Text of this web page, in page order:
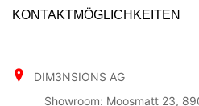
KONTAKTMÖGLICHKEITEN
DIM3NSIONS AG
Showroom: Moosmatt 23,